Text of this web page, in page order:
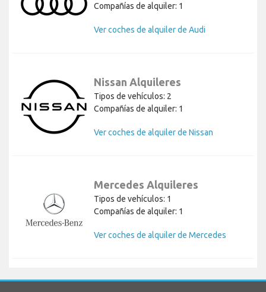
Compañías de alquiler: 1
Ver coches de alquiler de Audi
Nissan Alquileres
Tipos de vehículos: 2
Compañías de alquiler: 1
Ver coches de alquiler de Nissan
Mercedes Alquileres
Tipos de vehículos: 1
Compañías de alquiler: 1
Ver coches de alquiler de Mercedes